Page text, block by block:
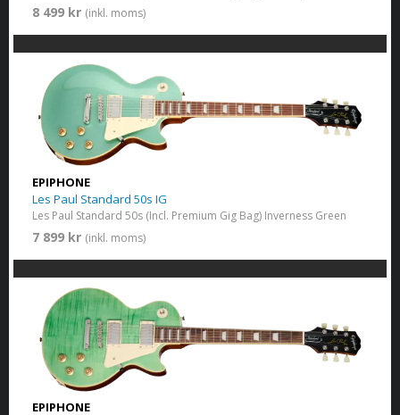
8 499 kr (inkl. moms)
EPIPHONE
Les Paul Standard 50s IG
Les Paul Standard 50s (Incl. Premium Gig Bag) Inverness Green
7 899 kr (inkl. moms)
EPIPHONE